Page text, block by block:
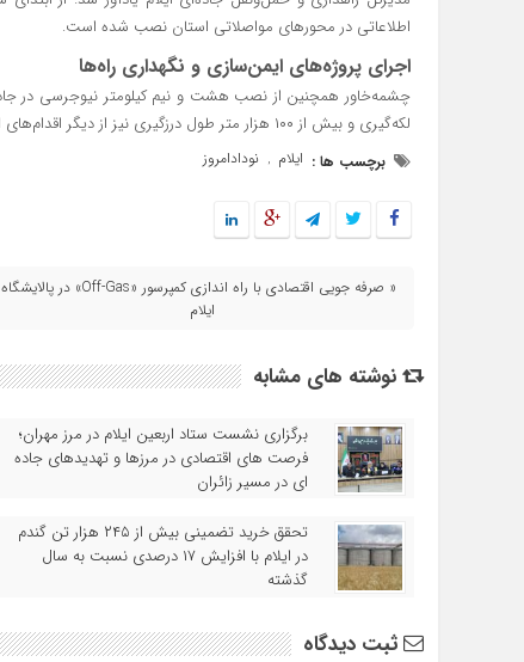
اطلاعاتی در محورهای مواصلاتی استان نصب شده است.
اجرای پروژه‌های ایمن‌سازی و نگهداری راه‌ها
لکه‌گیری و بیش از ۱۰۰ هزار متر طول درزگیری نیز از دیگر اقدام‌های انجام‌شده در حوزه نگهداری و ایمن‌سازی راه‌های استان بوده است.
برچسب ها : ایلام , نودادامروز
« صرفه‌ جویی اقتصادی با راه‌ اندازی کمپرسور «Off-Gas» در پالایشگاه
ایلام
نوشته های مشابه
برگزاری نشست ستاد اربعین ایلام در مرز مهران؛
فرصت‌ های اقتصادی در مرزها و تهدیدهای جاده‌
ای در مسیر زائران
تحقق خرید تضمینی بیش از ۲۴۵ هزار تن گندم
در ایلام با افزایش ۱۷ درصدی نسبت به سال
گذشته
ثبت دیدگاه